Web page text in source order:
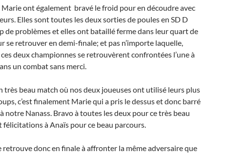
ont également bravé le froid pour en découdre avec
Elles sont toutes les deux sorties de poules en SD D
de problèmes et elles ont bataillé ferme dans leur quart de
se retrouver en demi-finale; et pas n’importe laquelle,
deux championnes se retrouvèrent confrontées l’une à
un combat sans merci.
très beau match où nos deux joueuses ont utilisé leurs plus
c’est finalement Marie qui a pris le dessus et donc barré
notre Nanass. Bravo à toutes les deux pour ce très beau
félicitations à Anaïs pour ce beau parcours.
retrouve donc en finale à affronter la même adversaire que